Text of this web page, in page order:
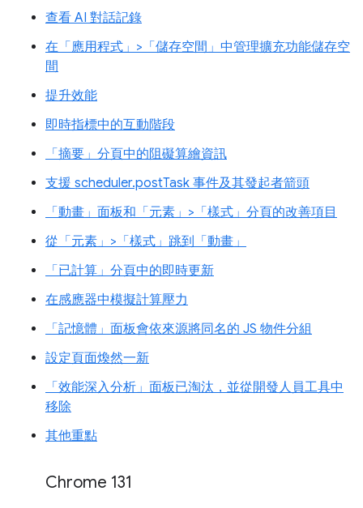
查看 AI 對話記錄
在「應用程式」>「儲存空間」中管理擴充功能儲存空
間
提升效能
即時指標中的互動階段
「摘要」分頁中的阻礙算繪資訊
支援 scheduler.postTask 事件及其發起者箭頭
「動畫」面板和「元素」>「樣式」分頁的改善項目
從「元素」>「樣式」跳到「動畫」
「已計算」分頁中的即時更新
在感應器中模擬計算壓力
「記憶體」面板會依來源將同名的 JS 物件分組
設定頁面煥然一新
「效能深入分析」面板已淘汰，並從開發人員工具中
移除
其他重點
Chrome 131